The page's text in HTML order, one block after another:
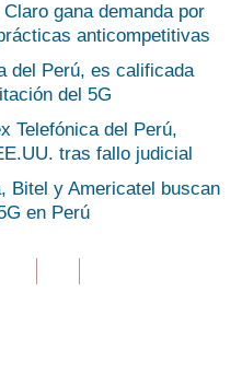
gana demanda por
anticompetitivas
del Perú, es calificada
del 5G
Telefónica del Perú,
tras fallo judicial
Bitel y Americatel buscan
en Perú